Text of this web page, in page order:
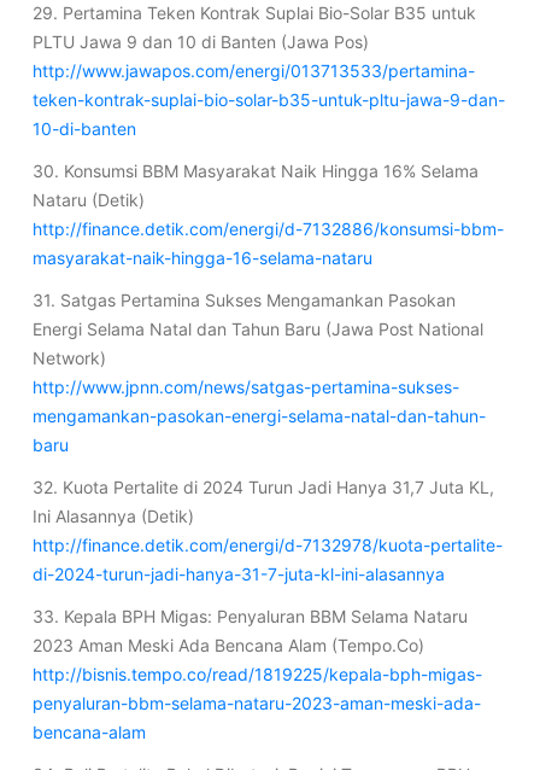
29. Pertamina Teken Kontrak Suplai Bio-Solar B35 untuk
PLTU Jawa 9 dan 10 di Banten (Jawa Pos)
http://www.jawapos.com/energi/013713533/pertamina-
teken-kontrak-suplai-bio-solar-b35-untuk-pltu-jawa-9-dan-
10-di-banten
30. Konsumsi BBM Masyarakat Naik Hingga 16% Selama
Nataru (Detik)
http://finance.detik.com/energi/d-7132886/konsumsi-bbm-
masyarakat-naik-hingga-16-selama-nataru
31. Satgas Pertamina Sukses Mengamankan Pasokan
Energi Selama Natal dan Tahun Baru (Jawa Post National
Network)
http://www.jpnn.com/news/satgas-pertamina-sukses-
mengamankan-pasokan-energi-selama-natal-dan-tahun-
baru
32. Kuota Pertalite di 2024 Turun Jadi Hanya 31,7 Juta KL,
Ini Alasannya (Detik)
http://finance.detik.com/energi/d-7132978/kuota-pertalite-
di-2024-turun-jadi-hanya-31-7-juta-kl-ini-alasannya
33. Kepala BPH Migas: Penyaluran BBM Selama Nataru
2023 Aman Meski Ada Bencana Alam (Tempo.Co)
http://bisnis.tempo.co/read/1819225/kepala-bph-migas-
penyaluran-bbm-selama-nataru-2023-aman-meski-ada-
bencana-alam